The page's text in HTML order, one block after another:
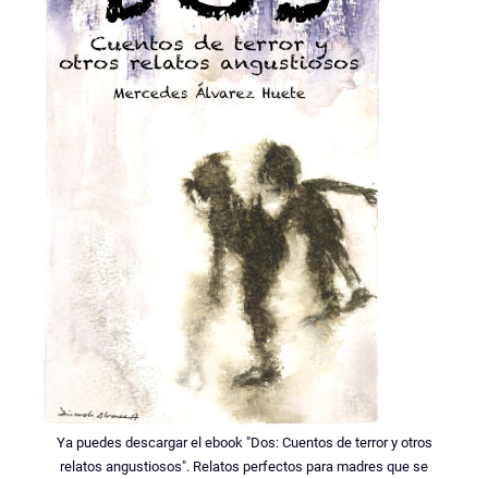
Ya puedes descargar el ebook "Dos: Cuentos de terror y otros
relatos angustiosos". Relatos perfectos para madres que se